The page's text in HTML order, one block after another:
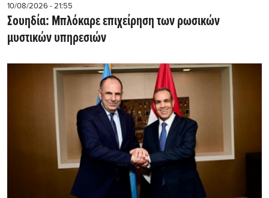
10/08/2026 - 21:55
Σουηδία: Μπλόκαρε επιχείρηση των ρωσικών
μυστικών υπηρεσιών